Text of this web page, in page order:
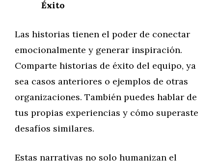
Éxito
Las historias tienen el poder de conectar
emocionalmente y generar inspiración.
Comparte historias de éxito del equipo, ya
sea casos anteriores o ejemplos de otras
organizaciones. También puedes hablar de
tus propias experiencias y cómo superaste
desafíos similares.
Estas narrativas no solo humanizan el